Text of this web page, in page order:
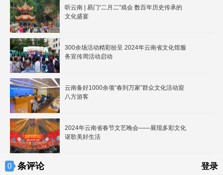
听云南 | 易门“二月二”戏会 数百年历史传承的
文化盛宴
300余场活动精彩纷呈 2024年云南省文化馆服
务宣传周活动启动
云南备好1000余项“春到万家”群众文化活动迎
八方游客
2024年云南省春节文艺晚会——展现多彩文化
讴歌美好生活
0 条评论 登录